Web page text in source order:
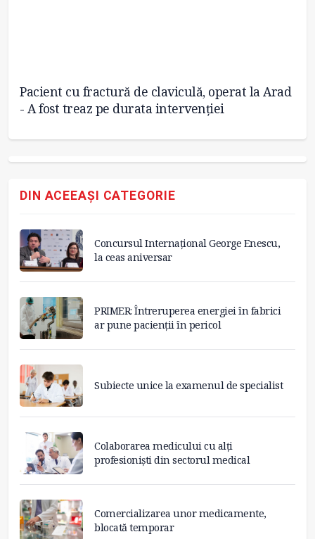
Pacient cu fractură de claviculă, operat la Arad
- A fost treaz pe durata intervenției
DIN ACEEAȘI CATEGORIE
Concursul Internațional George Enescu,
la ceas aniversar
PRIMER: Întreruperea energiei în fabrici
ar pune pacienții în pericol
Subiecte unice la examenul de specialist
Colaborarea medicului cu alți
profesioniști din sectorul medical
Comercializarea unor medicamente,
blocată temporar